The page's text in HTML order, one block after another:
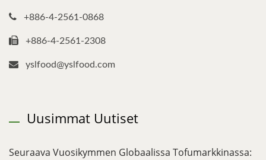
+886-4-2561-0868
+886-4-2561-2308
yslfood@yslfood.com
Uusimmat Uutiset
Seuraava Vuosikymmen Globaalissa Tofumarkkinassa: